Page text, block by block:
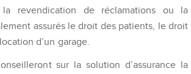
revendication de réclamations ou la
assurés le droit des patients, le droit
d’un garage.
sur la solution d’assurance la